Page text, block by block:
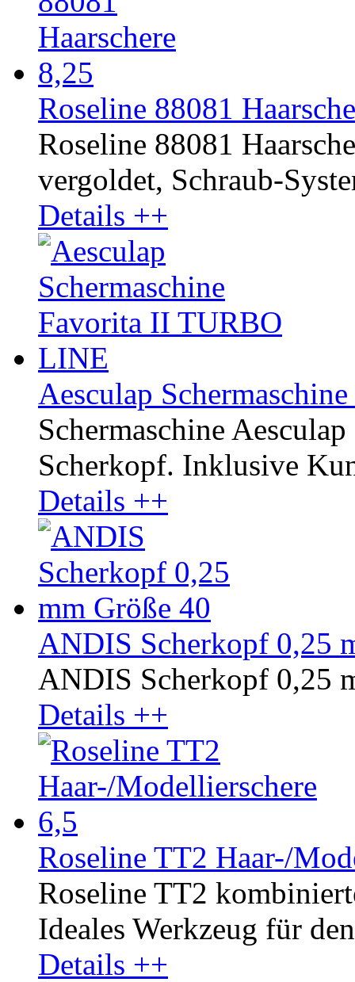
Roseline 88081
Roseline 88081
vergoldet, Schraub-
Details ++
Aesculap
Schermaschine
Scherkopf. Inklusive
Details ++
ANDIS Scherkopf 0,25
ANDIS Scherkopf 0,25
Details ++
Roseline TT2 Haar-/
Roseline TT2
Ideales Werkzeug für
Details ++